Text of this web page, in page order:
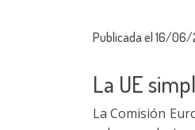
Publicada el 16/
La UE
La Comisión